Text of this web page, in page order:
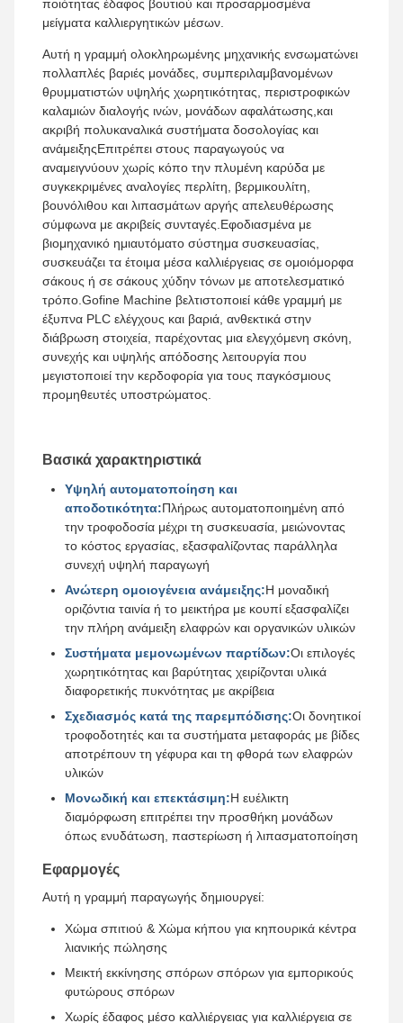
ποιότητας έδαφος βουτιού και προσαρμοσμένα
μείγματα καλλιεργητικών μέσων.
Αυτή η γραμμή ολοκληρωμένης μηχανικής ενσωματώνει
πολλαπλές βαριές μονάδες, συμπεριλαμβανομένων
θρυμματιστών υψηλής χωρητικότητας, περιστροφικών
καλαμιών διαλογής ινών, μονάδων αφαλάτωσης,και
ακριβή πολυκαναλικά συστήματα δοσολογίας και
ανάμειξηςΕπιτρέπει στους παραγωγούς να
αναμειγνύουν χωρίς κόπο την πλυμένη καρύδα με
συγκεκριμένες αναλογίες περλίτη, βερμικουλίτη,
βουνόλιθου και λιπασμάτων αργής απελευθέρωσης
σύμφωνα με ακριβείς συνταγές.Εφοδιασμένα με
βιομηχανικό ημιαυτόματο σύστημα συσκευασίας,
συσκευάζει τα έτοιμα μέσα καλλιέργειας σε ομοιόμορφα
σάκους ή σε σάκους χύδην τόνων με αποτελεσματικό
τρόπο.Gofine Machine βελτιστοποιεί κάθε γραμμή με
έξυπνα PLC ελέγχους και βαριά, ανθεκτικά στην
διάβρωση στοιχεία, παρέχοντας μια ελεγχόμενη σκόνη,
συνεχής και υψηλής απόδοσης λειτουργία που
μεγιστοποιεί την κερδοφορία για τους παγκόσμιους
προμηθευτές υποστρώματος.
Βασικά χαρακτηριστικά
Υψηλή αυτοματοποίηση και
αποδοτικότητα:Πλήρως αυτοματοποιημένη από
την τροφοδοσία μέχρι τη συσκευασία, μειώνοντας
το κόστος εργασίας, εξασφαλίζοντας παράλληλα
συνεχή υψηλή παραγωγή
Ανώτερη ομοιογένεια ανάμειξης:Η μοναδική
οριζόντια ταινία ή το μεικτήρα με κουπί εξασφαλίζει
την πλήρη ανάμειξη ελαφρών και οργανικών υλικών
Συστήματα μεμονωμένων παρτίδων:Οι επιλογές
χωρητικότητας και βαρύτητας χειρίζονται υλικά
διαφορετικής πυκνότητας με ακρίβεια
Σχεδιασμός κατά της παρεμπόδισης:Οι δονητικοί
τροφοδοτητές και τα συστήματα μεταφοράς με βίδες
αποτρέπουν τη γέφυρα και τη φθορά των ελαφρών
υλικών
Μονωδική και επεκτάσιμη:Η ευέλικτη
διαμόρφωση επιτρέπει την προσθήκη μονάδων
όπως ενυδάτωση, παστερίωση ή λιπασματοποίηση
Εφαρμογές
Αυτή η γραμμή παραγωγής δημιουργεί:
Χώμα σπιτιού & Χώμα κήπου για κηπουρικά κέντρα
λιανικής πώλησης
Μεικτή εκκίνησης σπόρων σπόρων για εμπορικούς
φυτώρους σπόρων
Χωρίς έδαφος μέσο καλλιέργειας για καλλιέργεια σε